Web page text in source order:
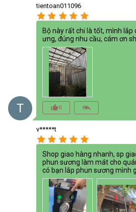
T
tientoan011096
star star star star star
Bộ này rất chi là tốt, mình
ưng, đúng nhu cầu, cám ơn
thumb_up_alt0 reply_all
v*****t
star star star star star
Shop giao hàng nhanh, sp
phun sương làm mát cho
có bạn lắp phun sương mình